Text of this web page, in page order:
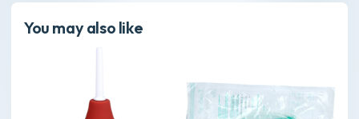
You may also like